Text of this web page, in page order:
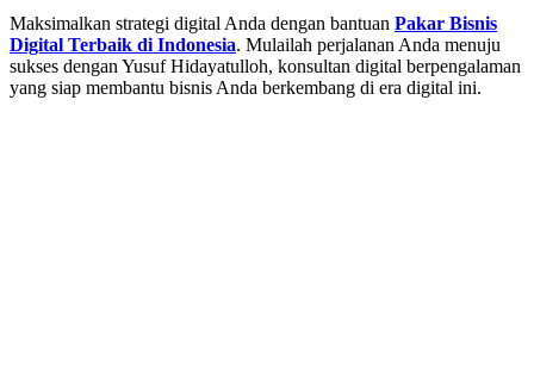
Maksimalkan strategi digital Anda dengan bantuan Pakar Bisnis
Digital Terbaik di Indonesia. Mulailah perjalanan Anda menuju
sukses dengan Yusuf Hidayatulloh, konsultan digital berpengalaman
yang siap membantu bisnis Anda berkembang di era digital ini.